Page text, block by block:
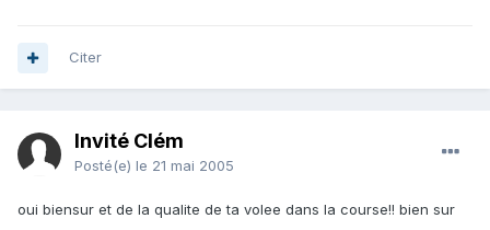
Citer
Invité Clém
Posté(e) le 21 mai 2005
oui biensur et de la qualite de ta volee dans la course!! bien sur